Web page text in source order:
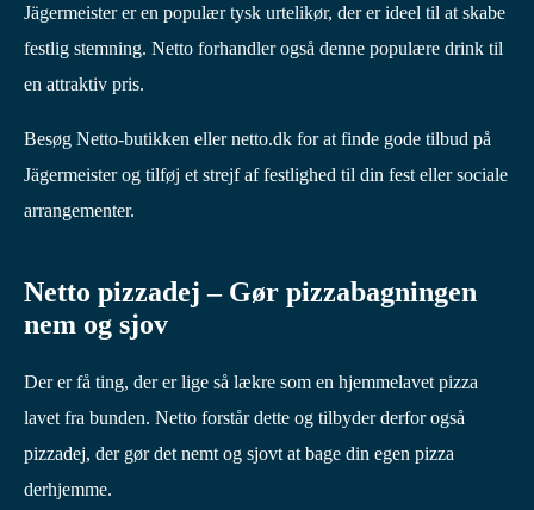
Jägermeister er en populær tysk urtelikør, der er ideel til at skabe
festlig stemning. Netto forhandler også denne populære drink til
en attraktiv pris.
Besøg Netto-butikken eller netto.dk for at finde gode tilbud på
Jägermeister og tilføj et strejf af festlighed til din fest eller sociale
arrangementer.
Netto pizzadej – Gør pizzabagningen
nem og sjov
Der er få ting, der er lige så lækre som en hjemmelavet pizza
lavet fra bunden. Netto forstår dette og tilbyder derfor også
pizzadej, der gør det nemt og sjovt at bage din egen pizza
derhjemme.